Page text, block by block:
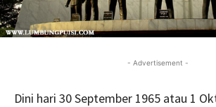
- Advertisement -
Dini hari 30 September 1965 atau 1